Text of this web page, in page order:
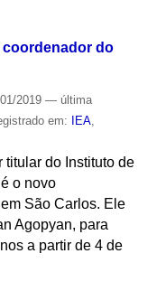
do
2019 — última
em: IEA,
titular do Instituto de
o novo
São Carlos. Ele
Agopyan, para
a partir de 4 de